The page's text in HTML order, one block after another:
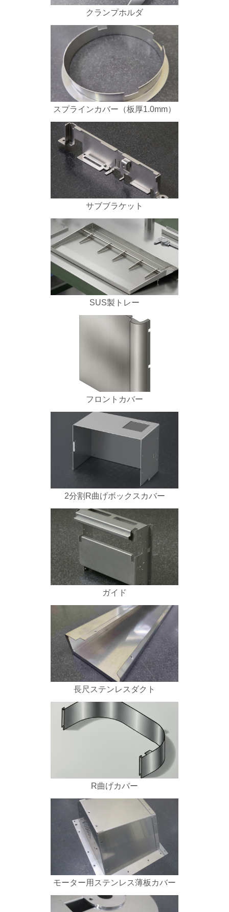
クランプホルダ
スプラインカバー（板厚1.0mm）
サブブラケット
SUS製トレー
フロントカバー
2分割R曲げボックスカバー
ガイド
長尺ステンレスダクト
R曲げカバー
モーター用ステンレス薄板カバー